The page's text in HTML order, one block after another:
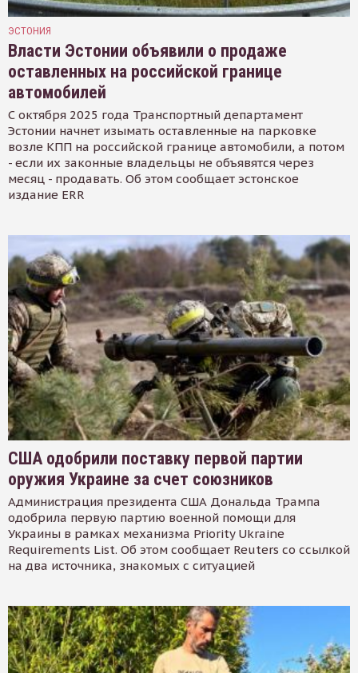
ЭСТОНИЯ
Власти Эстонии объявили о продаже
оставленных на российской границе
автомобилей
С октября 2025 года Транспортный департамент
Эстонии начнет изымать оставленные на парковке
возле КПП на российской границе автомобили, а потом
- если их законные владельцы не объявятся через
месяц - продавать. Об этом сообщает эстонское
издание ERR
США одобрили поставку первой партии
оружия Украине за счет союзников
Администрация президента США Дональда Трампа
одобрила первую партию военной помощи для
Украины в рамках механизма Priority Ukraine
Requirements List. Об этом сообщает Reuters со ссылкой
на два источника, знакомых с ситуацией